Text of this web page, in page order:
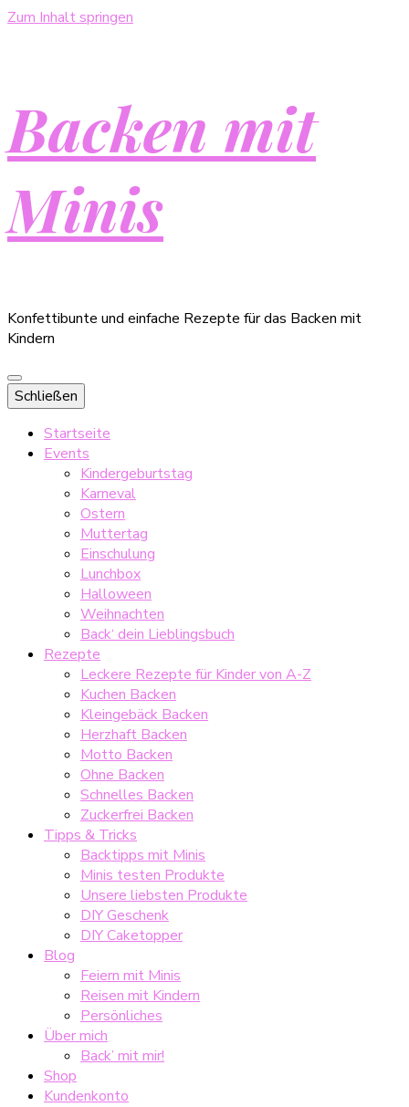
Zum Inhalt springen
Backen mit
Minis
Konfettibunte und einfache Rezepte für das Backen mit
Kindern
Schließen
Startseite
Events
Kindergeburtstag
Karneval
Ostern
Muttertag
Einschulung
Lunchbox
Halloween
Weihnachten
Back‘ dein Lieblingsbuch
Rezepte
Leckere Rezepte für Kinder von A-Z
Kuchen Backen
Kleingebäck Backen
Herzhaft Backen
Motto Backen
Ohne Backen
Schnelles Backen
Zuckerfrei Backen
Tipps & Tricks
Backtipps mit Minis
Minis testen Produkte
Unsere liebsten Produkte
DIY Geschenk
DIY Caketopper
Blog
Feiern mit Minis
Reisen mit Kindern
Persönliches
Über mich
Back’ mit mir!
Shop
Kundenkonto